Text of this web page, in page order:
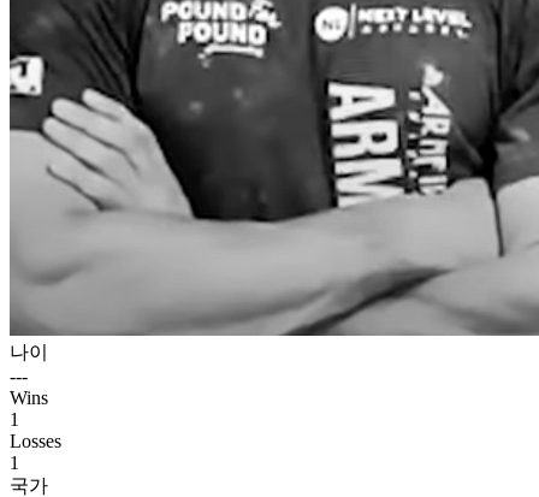
나이
---
Wins
1
Losses
1
국가